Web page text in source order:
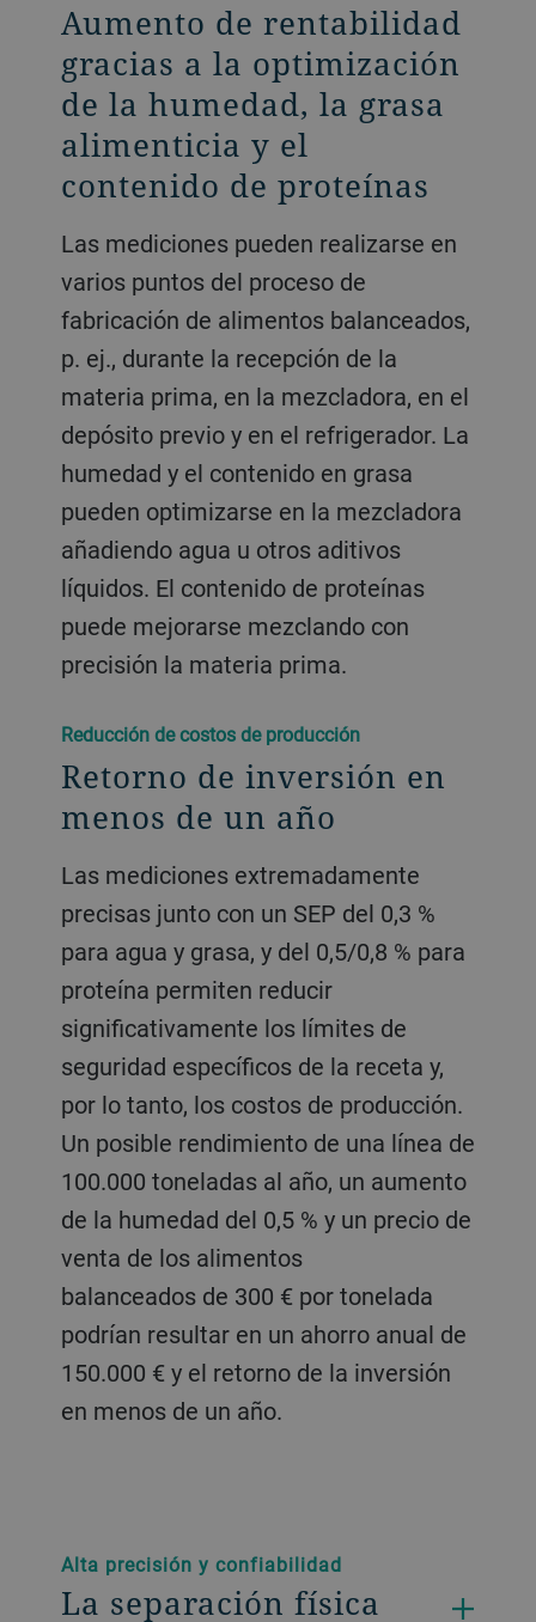
Aumento de rentabilidad
gracias a la optimización
de la humedad, la grasa
alimenticia y el
contenido de proteínas
Las mediciones pueden realizarse en
varios puntos del proceso de
fabricación de alimentos balanceados,
p. ej., durante la recepción de la
materia prima, en la mezcladora, en el
depósito previo y en el refrigerador. La
humedad y el contenido en grasa
pueden optimizarse en la mezcladora
añadiendo agua u otros aditivos
líquidos. El contenido de proteínas
puede mejorarse mezclando con
precisión la materia prima.
Reducción de costos de producción
Retorno de inversión en
menos de un año
Las mediciones extremadamente
precisas junto con un SEP del 0,3 %
para agua y grasa, y del 0,5/0,8 % para
proteína permiten reducir
significativamente los límites de
seguridad específicos de la receta y,
por lo tanto, los costos de producción.
Un posible rendimiento de una línea de
100.000 toneladas al año, un aumento
de la humedad del 0,5 % y un precio de
venta de los alimentos
balanceados de 300 € por tonelada
podrían resultar en un ahorro anual de
150.000 € y el retorno de la inversión
en menos de un año.
Alta precisión y confiabilidad
La separación física